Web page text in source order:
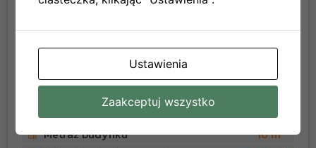
Model domu: Balbina 16 m2+ Taras 8,8 m2
Cena:37 656,82 zł
Parametry techniczne:
Metraż budynku
16 m
Ustawienia
Zaakceptuj wszystko